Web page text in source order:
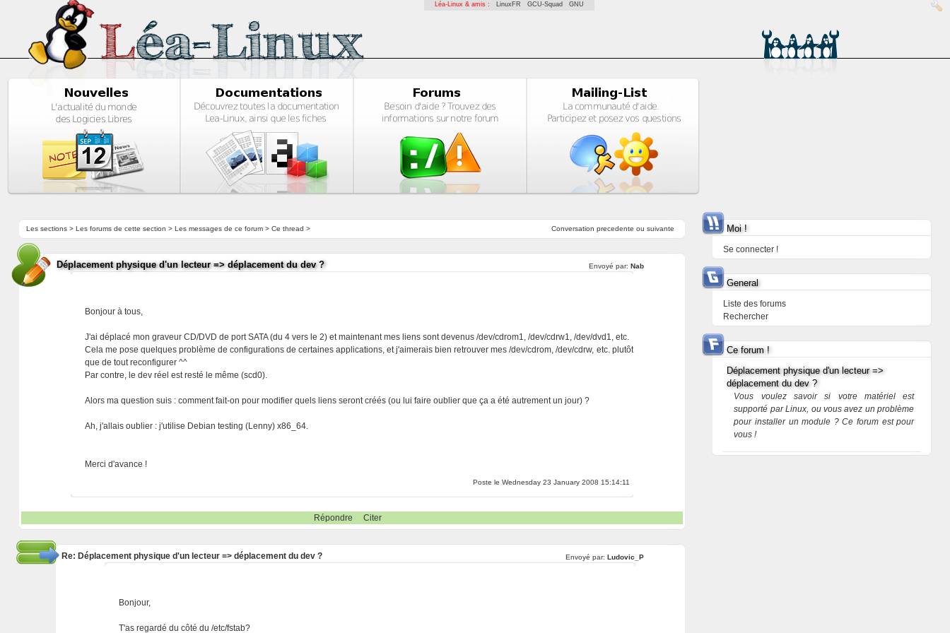
Léa-Linux & amis : LinuxFR GCU-Squad GNU
Conversation precedente ou suivante
Les sections> Les forums de cette section > Les messages de ce forum> Ce thread >
Déplacement physique d'un lecteur => déplacement du dev ? Envoyé par: Nab
Bonjour à tous,
J'ai déplacé mon graveur CD/DVD de port SATA (du 4 vers le 2) et maintenant mes liens sont devenus /dev/cdrom1, /dev/cdrw1, /dev/dvd1, etc.
Cela me pose quelques problème de configurations de certaines applications, et j'aimerais bien retrouver mes /dev/cdrom, /dev/cdrw, etc. plutôt
que de tout reconfigurer ^^
Par contre, le dev réel est resté le même (scd0).
Alors ma question suis : comment fait-on pour modifier quels liens seront créés (ou lui faire oublier que ça a été autrement un jour) ?
Ah, j'allais oublier : j'utilise Debian testing (Lenny) x86_64.
Merci d'avance !
Poste le Wednesday 23 January 2008 15:14:11
Répondre Citer
Re: Déplacement physique d'un lecteur => déplacement du dev ? Envoyé par: Ludovic_P
Bonjour,
T'as regardé du côté du /etc/fstab?
Moi !
Se connecter !
General
Liste des forums
Rechercher
Ce forum !
Déplacement physique d'un lecteur =>
déplacement du dev ?
Vous voulez savoir si votre matériel est
supporté par Linux, ou vous avez un problème
pour installer un module ? Ce forum est pour
vous !